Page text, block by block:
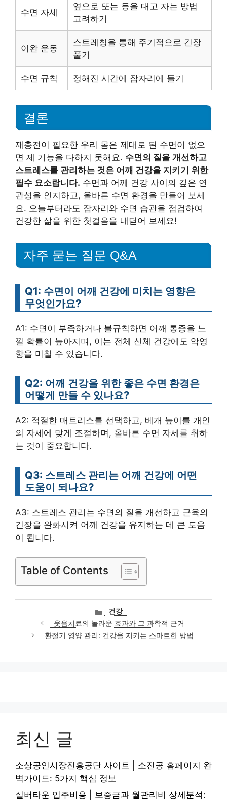
수면 자세
옆으로 또는 등을 대고 자는 방법
고려하기
이완 운동
스트레칭을 통해 주기적으로 긴장
풀기
수면 규칙 정해진 시간에 잠자리에 들기
결론
재충전이 필요한 우리 몸은 제대로 된 수면이 없으
면 제 기능을 다하지 못해요. 수면의 질을 개선하고
스트레스를 관리하는 것은 어깨 건강을 지키기 위한
필수 요소랍니다. 수면과 어깨 건강 사이의 깊은 연
관성을 인지하고, 올바른 수면 환경을 만들어 보세
요. 오늘부터라도 잠자리와 수면 습관을 점검하여
건강한 삶을 위한 첫걸음을 내딛어 보세요!
자주 묻는 질문 Q&A
Q1: 수면이 어깨 건강에 미치는 영향은
무엇인가요?
A1: 수면이 부족하거나 불규칙하면 어깨 통증을 느
낄 확률이 높아지며, 이는 전체 신체 건강에도 악영
향을 미칠 수 있습니다.
Q2: 어깨 건강을 위한 좋은 수면 환경은
어떻게 만들 수 있나요?
A2: 적절한 매트리스를 선택하고, 베개 높이를 개인
의 자세에 맞게 조절하며, 올바른 수면 자세를 취하
는 것이 중요합니다.
Q3: 스트레스 관리는 어깨 건강에 어떤
도움이 되나요?
A3: 스트레스 관리는 수면의 질을 개선하고 근육의
긴장을 완화시켜 어깨 건강을 유지하는 데 큰 도움
이 됩니다.
Table of Contents
카
테
고
리
건강
웃음치료의 놀라운 효과와 그 과학적 근거
환절기 영양 관리: 건강을 지키는 스마트한 방법
최신 글
소상공인시장진흥공단 사이트 | 소진공 홈페이지 완
벽가이드: 5가지 핵심 정보
실버타운 입주비용 | 보증금과 월관리비 상세분석: